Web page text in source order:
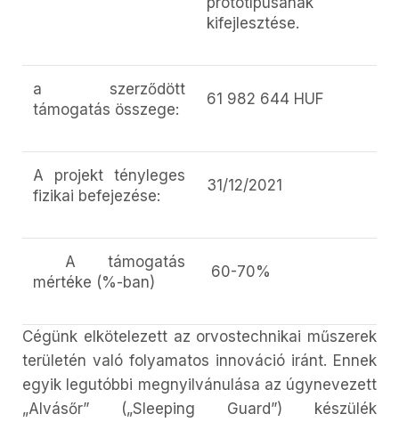
kifejlesztése.
a szerződött
támogatás összege:
61 982 644 HUF
A projekt tényleges
fizikai befejezése:
31/12/2021
A támogatás
mértéke (%-ban)
60-70%
Cégünk elkötelezett az orvostechnikai műszerek
területén való folyamatos innováció iránt. Ennek
egyik legutóbbi megnyilvánulása az úgynevezett
„Alvásőr” („Sleeping Guard”) készülék